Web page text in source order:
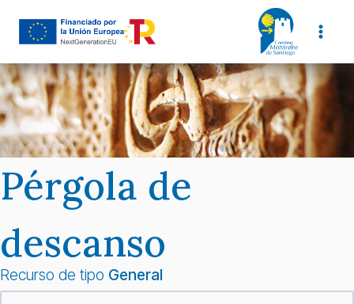
Pérgola de
descanso
Recurso de tipo General